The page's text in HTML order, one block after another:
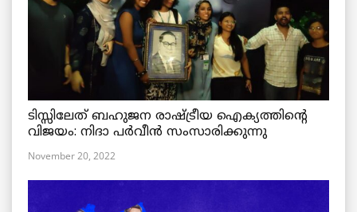
ടിസ്സിലേത് ബഹുജന രാഷ്ട്രീയ ഐക്യത്തിന്റെ
വിജയം: നിദാ പർവീൻ സംസാരിക്കുന്നു
November 20, 2022